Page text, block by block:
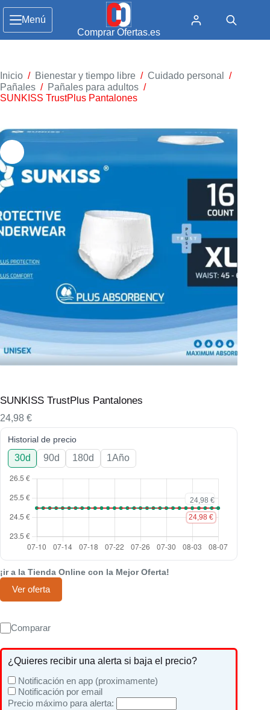
Menú
Comprar Ofertas.es
Inicio / Bienestar y tiempo libre / Cuidado personal
/
Pañales / Pañales para adultos /
SUNKISS TrustPlus Pantalones
SUNKISS TrustPlus Pantalones
24,98 €
Historial de precio
30d 90d 180d 1Año
¡ir a la Tienda Online con la Mejor Oferta!
Ver oferta
Comparar
¿Quieres recibir una alerta si baja el precio?
Notificación en app (proximamente)
Notificación por email
Precio máximo para alerta: